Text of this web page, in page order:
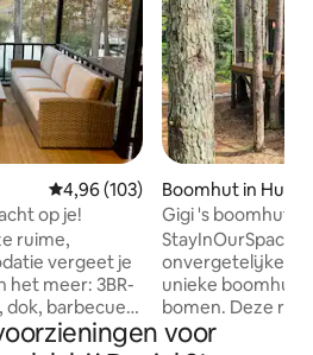
Gemiddelde beoordeling van
4,96 (103)
op je!
ruime,
vergeet je
dok, barbecue
Boomhut in
Gigi 's boomhut
StayInOurSpace
onvergetelijke
unieke boomhut
bomen. Deze
gezellige
voor